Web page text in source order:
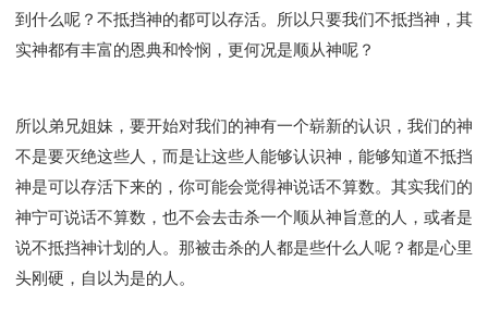
到什么呢？不抵挡神的都可以存活。所以只要我们不抵挡神，其
实神都有丰富的恩典和怜悯，更何况是顺从神呢？
所以弟兄姐妹，要开始对我们的神有一个崭新的认识，我们的神
不是要灭绝这些人，而是让这些人能够认识神，能够知道不抵挡
神是可以存活下来的，你可能会觉得神说话不算数。其实我们的
神宁可说话不算数，也不会去击杀一个顺从神旨意的人，或者是
说不抵挡神计划的人。那被击杀的人都是些什么人呢？都是心里
头刚硬，自以为是的人。